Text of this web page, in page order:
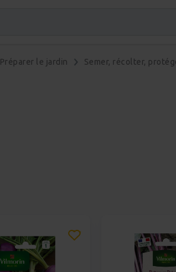
Préparer le jardin Semer, récolter,